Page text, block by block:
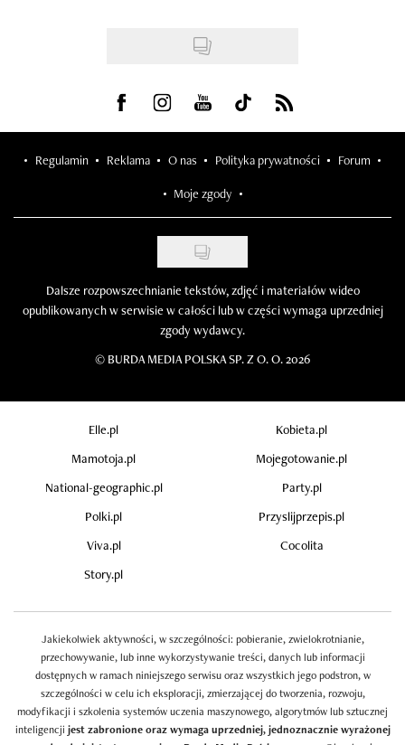
Visit us on Facebook
Visit us on Instagram
Visit us on Youtube
Visit us on Tiktok
Visit us on Rss
Regulamin Reklama O nas Polityka prywatności Forum
Moje zgody
Dalsze rozpowszechnianie tekstów, zdjęć i materiałów wideo
opublikowanych w serwisie w całości lub w części wymaga uprzedniej
zgody wydawcy.
© BURDA MEDIA POLSKA SP. Z O. O. 2026
Elle.pl
Kobieta.pl
Mamotoja.pl
Mojegotowanie.pl
National-geographic.pl
Party.pl
Polki.pl
Przyslijprzepis.pl
Viva.pl
Cocolita
Story.pl
Jakiekolwiek aktywności, w szczególności: pobieranie, zwielokrotnianie,
przechowywanie, lub inne wykorzystywanie treści, danych lub informacji
dostępnych w ramach niniejszego serwisu oraz wszystkich jego podstron, w
szczególności w celu ich eksploracji, zmierzającej do tworzenia, rozwoju,
modyfikacji i szkolenia systemów uczenia maszynowego, algorytmów lub sztucznej
inteligencji jest zabronione oraz wymaga uprzedniej, jednoznacznie wyrażonej